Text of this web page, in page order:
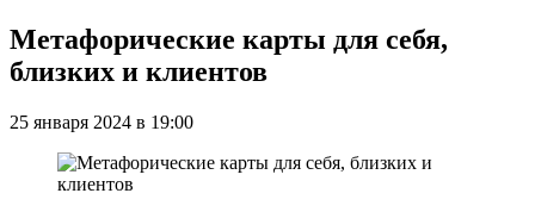
Метафорические карты для себя,
близких и клиентов
25 января 2024 в 19:00